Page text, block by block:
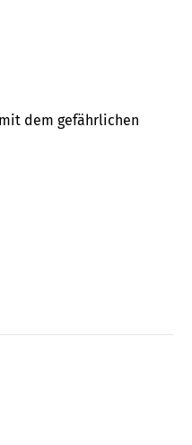
dem ge­fähr­lichen